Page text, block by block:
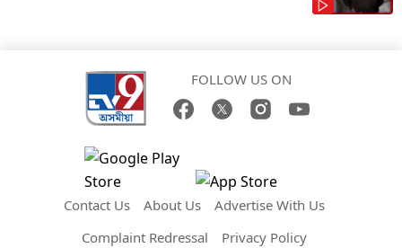
FOLLOW US ON
Contact Us About Us
Advertise With Us
Complaint Redressal
Privacy Policy